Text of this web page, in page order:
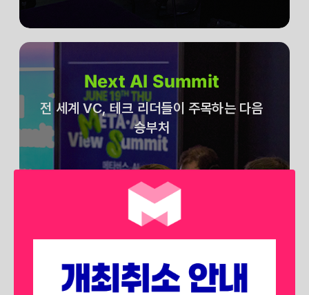
Next AI Summit
전 세계 VC, 테크 리더들이 주목하는 다음
승부처
전 세계 벤처 캐피탈, 테크 리더들은
어떤 분야에 승부를 던지고 있을 까요?
생성형 AI를 넘어 에이전트 AI, 피지컬
AI 등
차후 시장에서 각광받을 확실한 미래를